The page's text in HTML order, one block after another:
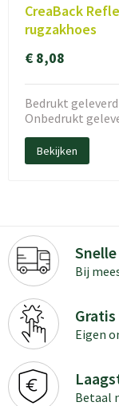
CreaBack
rugzakhoes
€ 8,08
Bedrukt
Onbedrukt
Bekijken
Bij
Eigen
Betaal